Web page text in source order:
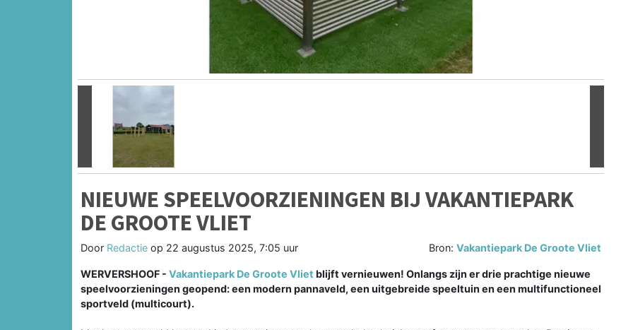
Vorige
NIEUWE SPEELVOORZIENINGEN BIJ VAKANTIEPARK
DE GROOTE VLIET
Door Redactie op 22 augustus 2025, 7:05 uur Bron:Vakantiepark De Groote Vliet
WERVERSHOOF - Vakantiepark De Groote Vliet blijft vernieuwen! Onlangs zijn er drie prachtige nieuwe
speelvoorzieningen geopend: een modern pannaveld, een uitgebreide speeltuin en een multifunctioneel
sportveld (multicourt).